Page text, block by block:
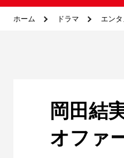
ホーム ドラマ エン
岡田結
オファ